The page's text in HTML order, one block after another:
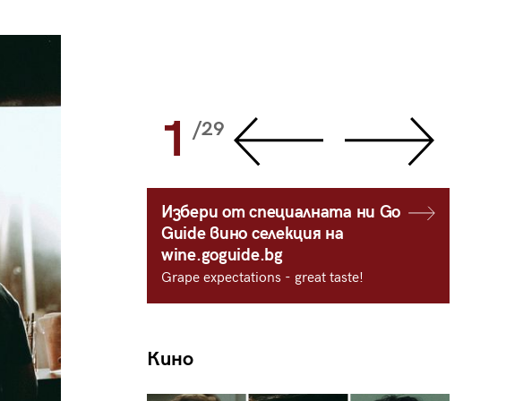
1 /29
Избери от специалната ни Go
Guide вино селекция на
wine.goguide.bg
Grape expectations - great taste!
Кино